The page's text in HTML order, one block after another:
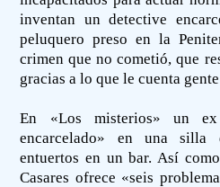
inventan un detective
peluquero preso en la
crimen que no cometió, que
gracias a lo que le cuenta
En «Los misterios» un
encarcelado» en una silla
entuertos en un bar. Así
Casares ofrece «seis